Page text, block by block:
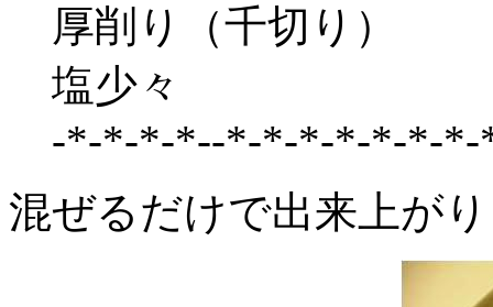
厚削り（千切り）
塩少々
-*-*-*-*--*-*-*-*-*-*-*-
混ぜるだけで出来上が